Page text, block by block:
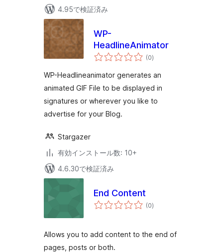
4.95で検証済み
WP-
HeadlineAnimator
(0個
の
価
)
WP-Headlineanimator generates an
animated GIF File to be displayed in
signatures or wherever you like to
advertise for your Blog.
Stargazer
有効インストール数: 10+
4.6.30で検証済み
End Content
(0個
の)
Allows you to add content to the end of
pages, posts or both.